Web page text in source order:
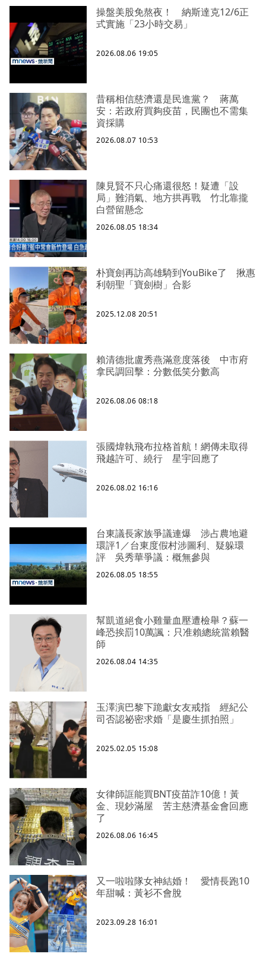
操盤美股免熬夜！ 納斯達克12/6正
式實施「23小時交易」
2026.08.06 19:05
昔稱相信慈濟還是民進黨？ 蔣萬
安：若政府買夠疫苗，民團也不需集
資採購
2026.08.07 10:53
陳見賢不只心痛還很怒！疑遭「設
局」難消氣、地方拱再戰 竹北靠攏
白營留懸念
2026.08.05 18:34
朴寶劍再訪高雄騎到YouBike了 揪惠
利朝聖「寶劍樹」合影
2025.12.08 20:51
賴清德批盧秀燕滿意度落後 中市府
拿民調回擊：分數低笑分數高
2026.08.06 08:18
張國煒執飛布拉格首航！網傳未取得
飛越許可、繞行 星宇回應了
2026.08.02 16:16
台東議長家族爭議連爆 涉占農地避
環評1／台東度假村涉圖利、疑躲環
評 吳秀華爭議：概無參與
2026.08.05 18:55
幫凱道絕食小雞量血壓遭檢舉？蘇一
峰恐挨罰10萬諷：只准賴總統當賴醫
師
2026.08.04 14:35
玉澤演巴黎下跪獻女友戒指 經紀公
司否認祕密求婚「是慶生抓拍照」
2025.02.05 15:08
女律師誆能買BNT疫苗詐10億！黃
金、現鈔滿屋 苦主慈濟基金會回應
了
2026.08.06 16:45
又一啦啦隊女神結婚！ 愛情長跑10
年甜喊：黃衫不會脫
2023.09.28 16:01